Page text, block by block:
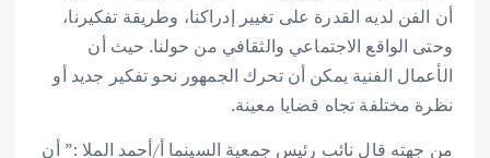
أن الفن لديه القدرة على تغيير إدراكنا، وطريقة تفكيرنا،
وحتى الواقع الاجتماعي والثقافي من حولنا. حيث أن
الأعمال الفنية يمكن أن تحرك الجمهور نحو تفكير جديد أو
نظرة مختلفة تجاه قضايا معينة.
من جهته قال نائب رئيس جمعية السينما أ/أحمد الملا :” أن